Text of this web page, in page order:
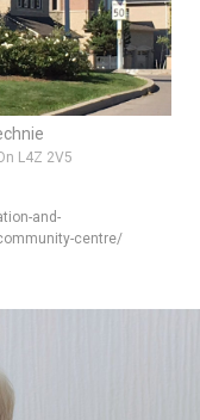
L4Z 2V5
and-
centre/